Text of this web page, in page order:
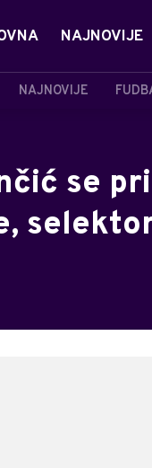
NAJNOVIJE
NAJNOVIJE
se